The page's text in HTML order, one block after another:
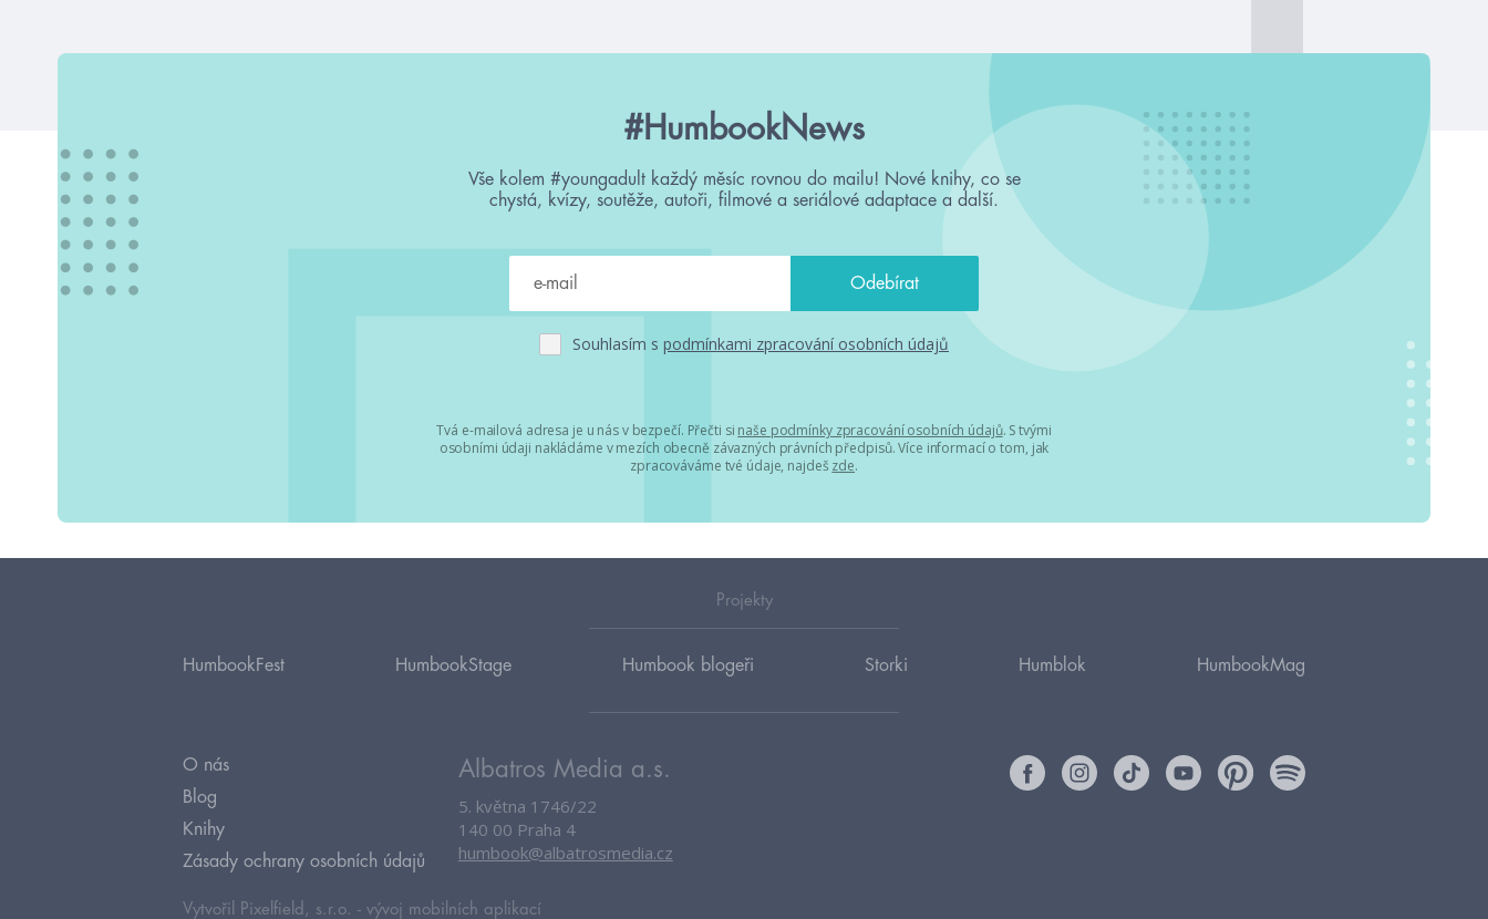
#HumbookNews
Vše kolem #youngadult každý měsíc rovnou do mailu! Nové knihy, co se
chystá, kvízy, soutěže, autoři, filmové a seriálové adaptace a další.
Souhlasím s podmínkami zpracování osobních údajů
Tvá e-mailová adresa je u nás v bezpečí. Přečti si naše podmínky zpracování osobních údajů. S tvými
osobními údaji nakládáme v mezích obecně závazných právních předpisů. Více informací o tom, jak
zpracováváme tvé údaje, najdeš zde.
Projekty
HumbookFest HumbookStage Humbook blogeři Storki Humblok HumbookMag
O nás
Blog
Knihy
Zásady ochrany osobních údajů
Albatros Media a.s.
5. května 1746/22
140 00 Praha 4
humbook@albatrosmedia.cz
Vytvořil Pixelfield, s.r.o. - vývoj mobilních aplikací